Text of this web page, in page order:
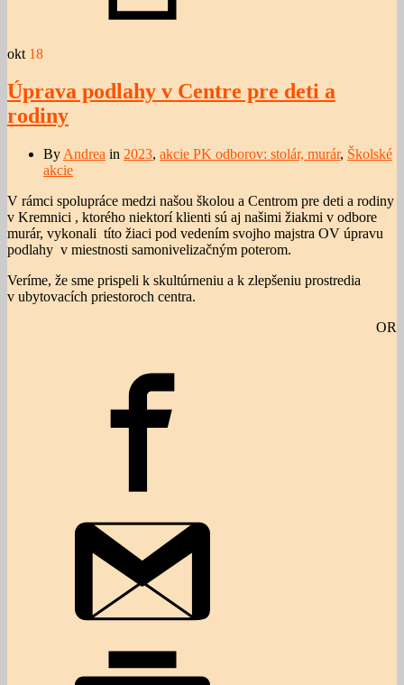
okt 18
Úprava podlahy v Centre pre deti a
rodiny
By Andrea in 2023, akcie PK odborov: stolár, murár, Školské
akcie
V rámci spolupráce medzi našou školou a Centrom pre deti a rodiny
v Kremnici , ktorého niektorí klienti sú aj našimi žiakmi v odbore
murár, vykonali títo žiaci pod vedením svojho majstra OV úpravu
podlahy v miestnosti samonivelizačným poterom.
Veríme, že sme prispeli k skultúrneniu a k zlepšeniu prostredia
v ubytovacích priestoroch centra.
OR